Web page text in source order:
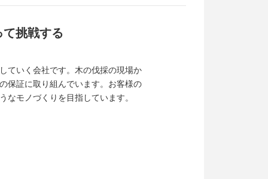
挑戦する
ていく会社です。木の伐採の現場か
保証に取り組んでいます。お客様の
モノづくりを目指しています。